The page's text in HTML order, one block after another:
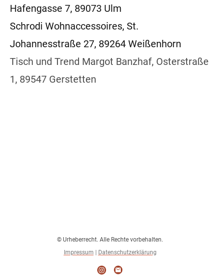
Hafengasse 7, 89073 Ulm
Schrodi Wohnaccessoires, St.
Johannesstraße 27, 89264 Weißenhorn
Tisch und Trend Margot Banzhaf, Osterstraße
1, 89547 Gerstetten
© Urheberrecht. Alle Rechte vorbehalten.
Impressum | Datenschutzerklärung